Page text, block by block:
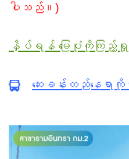
ပါသည်။)
နှိပ်ရန် မြေပုံကိုကြည့်
ဆေးခန်းတည်နေရာ